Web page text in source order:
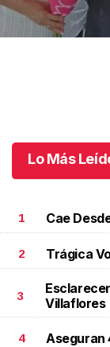
Lo Más
1 Cae
2 Trágica
3
Villaflores
4 Aseguran